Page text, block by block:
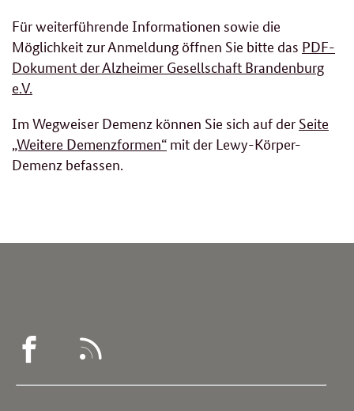
Für weiterführende Informationen sowie die
Möglichkeit zur Anmeldung öffnen Sie bitte das PDF-
Dokument der Alzheimer Gesellschaft Brandenburg
e.V.
Im Wegweiser Demenz können Sie sich auf der Seite
„Weitere Demenzformen“ mit der Lewy-Körper-
Demenz befassen.
WEGWEISER